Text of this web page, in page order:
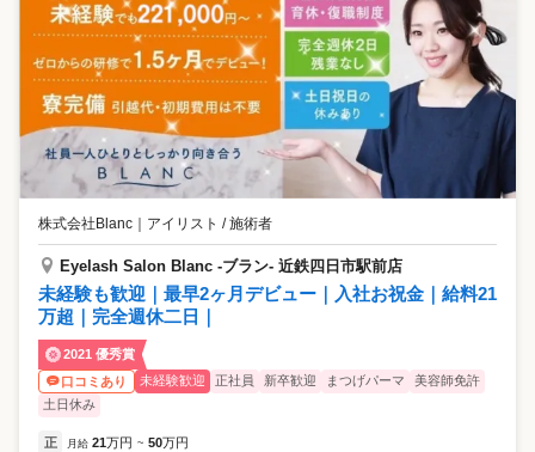
株式会社Blanc アイリスト / 施術者
Eyelash Salon Blanc -ブラン- 近鉄四日市駅前店
未経験も歓迎｜最早2ヶ月デビュー｜入社お祝金｜給料21
万超｜完全週休二日｜
2021 優秀賞
口コミあり
未経験歓迎 正社員 新卒歓迎 まつげパーマ
美容師免許
土日休み
正 月給 21万円 ~ 50万円